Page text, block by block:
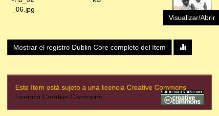
_06.jpg
Visualizar/Abrir
Mostrar el registro Dublin Core completo del ítem
Este ítem está sujeto a una licencia Creative Commons
Licencia Creative Commons